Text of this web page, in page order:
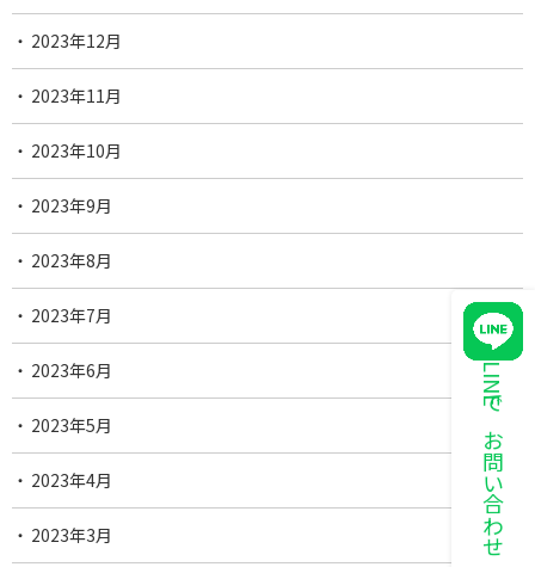
LINEでお問い合わせ
2023年12月
2023年11月
2023年10月
2023年9月
2023年8月
2023年7月
2023年6月
2023年5月
2023年4月
2023年3月